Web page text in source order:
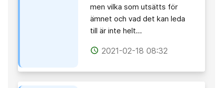
men vilka som utsätts för
ämnet och vad det kan leda
till är inte helt…
access_time 2021-02-18 08:32